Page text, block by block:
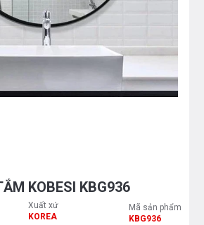
KOBESI KBG936
Xuất xứ
KOREA
Mã sản phẩm
KBG936